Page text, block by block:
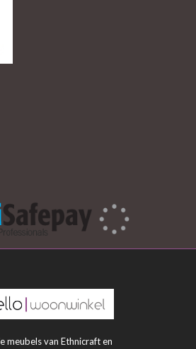
meubels van Ethnicraft en